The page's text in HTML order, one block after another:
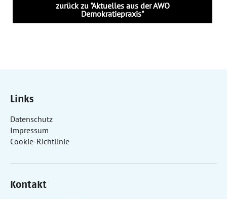
zurück zu "Aktuelles aus der AWO
Demokratiepraxis"
Links
Datenschutz
Impressum
Cookie-Richtlinie
Kontakt